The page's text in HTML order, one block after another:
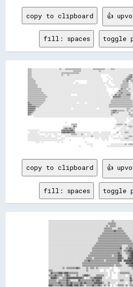
copy to clipboard 👍
fill: spaces toggle
▒▒▒▒░░░░░░░░░░░░░░░░░░░░░░░░░░░░░░▒▒░░░░▒▒░░░░░░░░░░░░░░░░░░░░░░░░░░░░░░░░
▒▒▒▒░░░░░░░░░░░░░░░░░░░░░░░░░░░░░░░░░░░░░░░░░░░░░░░░░░░░░░░░░░░░░░░░░░░░░░      ░░
▒▒▒▒▒▒░░░░░░░░░░░░░░░░░░░░░░░░░░░░░░░░░░░░░░░░░░░░░░░░░░░░░░░░░░░░░░░░░░░░░░      ░░
▒▒▒▒▒▒▒▒░░░░░░░░░░░░░░░░░░░░░░░░░░░░░░░░░░░░░░░░            ░░░░░░░░░░░░░░░░    ░░
▒▒▒▒▒▒▒▒░░░░░░░░░░░░░░░░░░░░░░░░░░░░░░░░░░░░░░  ░░░░        ░░░░░░░░░░░░░░░░░░░░░░
▒▒▒▒▒▒▒▒▒▒░░░░░░░░░░░░░░░░░░░░░░░░░░░░░░░░░░░░░░░░░░░░░░░░░░░░░░░░░░░░░░░░░░░░  ░░░░
▒▒▒▒▒▒▒▒▒▒░░░░░░░░░░░░░░░░░░░░░░░░░░░░░░░░░░░░░░░░░░░░░░░░░░░░░░░░░░░░░░░░░░░░░░
▒▒▒▒▒▒▒▒▒▒▒▒▒▒░░░░░░░░░░░░░░░░░░░░░░░░░░░░░░░░░░░░░░░░░░░░░░░░░░░░░░░░░░░░░░░░░░
▒▒▒▒▒▒▒▒▒▒▒▒▒▒░░░░░░░░░░░░░░░░░░░░░░░░░░░░░░░░░░░░░░░░░░░░░░░░░░░░░░░░░░░░░░░░░░
▒▒▒▒▒▒▒▒▒▒▒▒▒▒▒▒░░░░░░░░░░░░░░░░░░░░░░░░░░░░░░░░░░░░░░░░░░░░░░░░░░░░░░░░░░░░░░░░░░
▒▒▒▒▒▒▒▒▒▒▒▒▒▒▒▒▒▒░░░░░░░░░░░░░░░░░░░░░░░░░░      ░░░░░░░░░░░░░░░░░░░░░░░░░░░░░░░░
▒▒▒▒▒▒▒▒▒▒▒▒▒▒▒▒▒▒▒▒░░░░░░░░░░░░░░░░░░░░░░░░░░░░░░░░░░░░░░░░░░░░░░░░░░░░░░░░░░░░░░░░
▓▓▒▒▒▒▒▒▒▒▒▒▒▒▒▒░░░░░░░░░░░░░░░░░░░░░░░░░░░░░░░░░░  ░░░░░░
▓▓▓▓▓▓▓▓░░░░░░░░░░░░░░░░░░░░░░░░░░░░░░░░░░░░  ░░░░░░░░░░░░░░░░░░░░░░░░
░░                                                  ░░░░░░░░
▒▒▒▒▒▒
░░░░░░░░░░▓▓▒▒                                      ░░░░░░
▒▒▓▓▒▒▓▓▒▒▒▒                                      ░░░░    ░░░░░░
░░░░░░░░░░░░                      ▓▓▓▓▓▓▓▓▓▓██▒▒                                            ░░░░░░░░░░░░░░░░░░
░░░░░░░░  ░░░░░░░░░░░░░░░░░░░░░░▓▓██▓▓██▓▓▓▓▓▓░░░░░░░░░░░░░░░░  ░░░░░░  ░░░░░░░░░░      ▒▒
░░░░░░░░░░░░      ░░  ░░  ░░░░    ░░░░░░░░░░▒▒▒▒▒▒░░░░▒▒░░  ░░░░░░░░░░░░░░░░░░░░░░░░  ░░░░
░░░░░░░░░░░░░░░░░░  ░░░░    ░░░░░░    ░░░░░░░░░░░░░░░░░░░░░░░░░░▒▒░░░░░░░░░░░░░░░░  ░░      ░░
░░░░░░░░░░░░░░░░░░░░░░░░░░░░░░    ░░░░                  ░░          ░░░░  ░░░░░░░░
░░░░░░░░░░░░░░░░░░░░░░░░░░░░░░░░░░░░      ░░                                ░░  ░░            ░░░░░░░░░░░░░░░░
░░░░  ░░              ░░  ░░                      ░░
░░░░░░
copy to clipboard 👍
fill: spaces toggle